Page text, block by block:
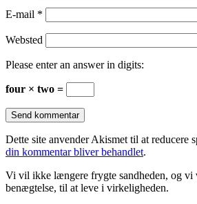
E-mail *
Websted
Please enter an answer in digits:
four × two =
Dette site anvender Akismet til at reducere
din kommentar bliver behandlet.
Vi vil ikke længere frygte sandheden, og vi
benægtelse, til at leve i virkeligheden.